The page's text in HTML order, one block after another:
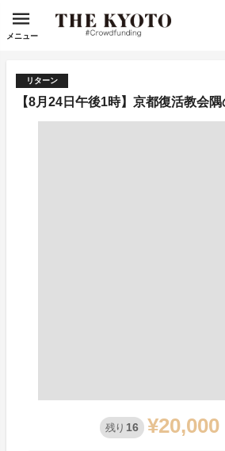
メニュー
リターン
【8月24日午後1時】京都復活教会
残り 16 ¥20,000